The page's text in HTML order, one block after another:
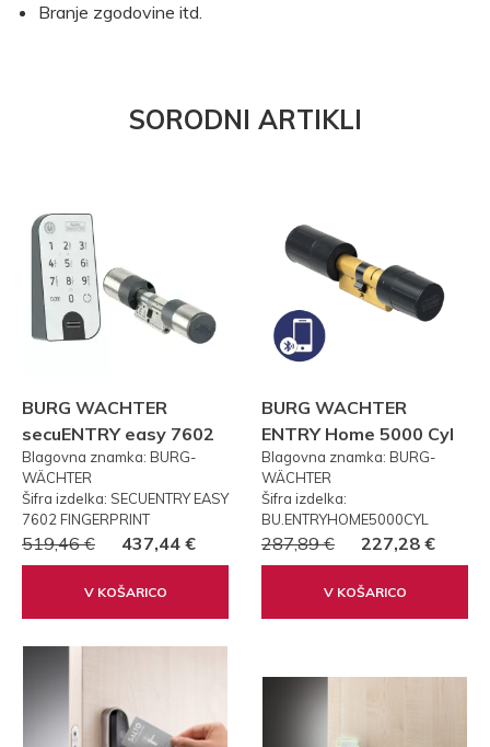
Branje zgodovine itd.
SORODNI ARTIKLI
BURG WACHTER
secuENTRY easy 7602
FP PRSTNI ODTIS
Blagovna znamka: BURG-
WÄCHTER
Šifra izdelka: SECUENTRY EASY
7602 FINGERPRINT
519,46 € 437,44 €
V KOŠARICO
BURG WACHTER
ENTRY Home 5000 Cyl
Blagovna znamka: BURG-
WÄCHTER
Šifra izdelka:
BU.ENTRYHOME5000CYL
287,89 € 227,28 €
V KOŠARICO